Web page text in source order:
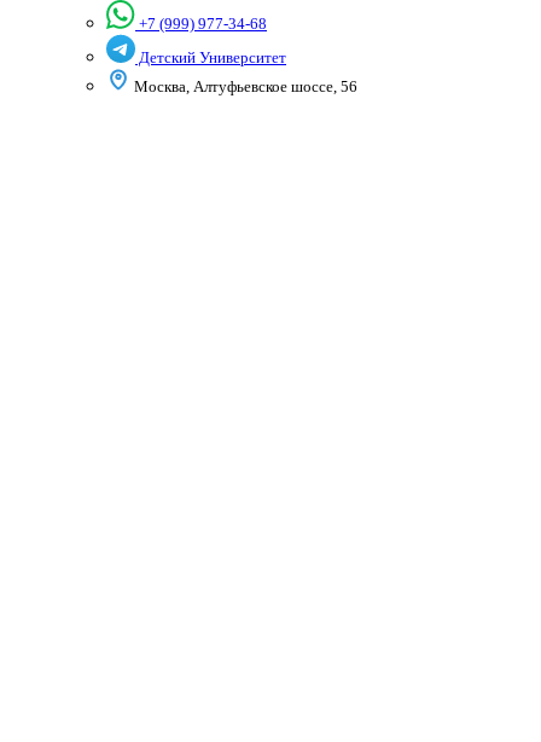
+7 (999) 977-34-68
Детский Университет
Москва, Алтуфьевское шоссе, 56